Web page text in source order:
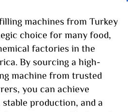
machines from Turkey
choice for many food,
factories in the
By sourcing a high-
machine from trusted
you can achieve
production, and a